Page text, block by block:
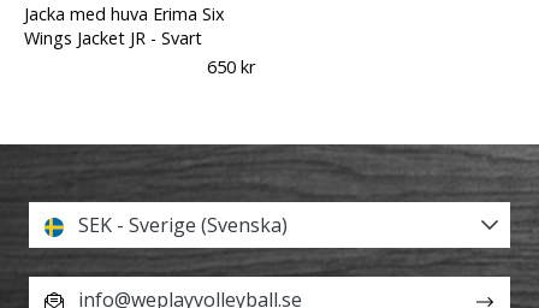
Jacka med huva Erima Six
Wings Jacket JR - Svart
650 kr
SEK - Sverige (Svenska)
info@weplayvolleyball.se